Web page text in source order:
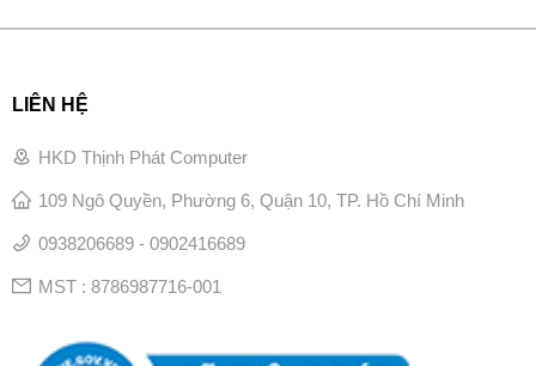
LIÊN HỆ
HKD Thịnh Phát Computer
109 Ngô Quyền, Phường 6, Quận 10, TP. Hồ Chí Minh
0938206689 - 0902416689
MST : 8786987716-001